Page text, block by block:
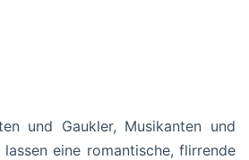
und Gaukler, Musikanten und
lassen eine romantische, flirrende